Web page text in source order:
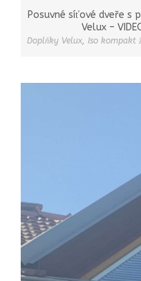
Posuvné síťové dveře s
Velux –
Doplňky Velux, Iso kompakt